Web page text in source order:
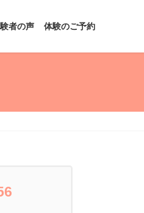
者の声 体験のご予約